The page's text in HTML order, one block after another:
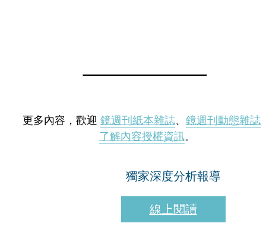
更多內容，歡迎 鏡週刊紙本雜誌、 鏡週刊動態雜誌
了解內容授權資訊。
獨家深度分析報導
線上閱讀